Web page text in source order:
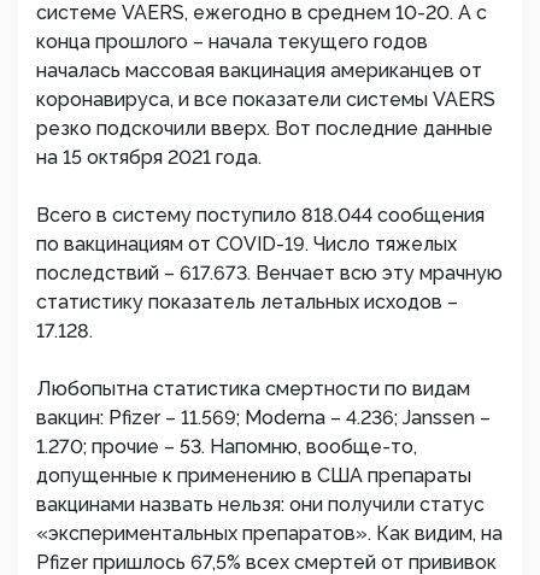
системе VAERS, ежегодно в среднем 10-20. А с
конца прошлого – начала текущего годов
началась массовая вакцинация американцев от
коронавируса, и все показатели системы VAERS
резко подскочили вверх. Вот последние данные
на 15 октября 2021 года.
Всего в систему поступило 818.044 сообщения
по вакцинациям от COVID-19. Число тяжелых
последствий – 617.673. Венчает всю эту мрачную
статистику показатель летальных исходов –
17.128.
Любопытна статистика смертности по видам
вакцин: Pfizer – 11.569; Moderna – 4.236; Janssen –
1.270; прочие – 53. Напомню, вообще-то,
допущенные к применению в США препараты
вакцинами назвать нельзя: они получили статус
«экспериментальных препаратов». Как видим, на
Pfizer пришлось 67,5% всех смертей от прививок